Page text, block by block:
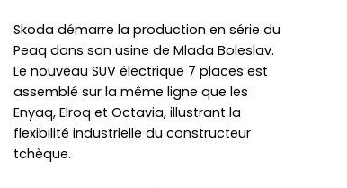
Skoda démarre la production en série du
Peaq dans son usine de Mlada Boleslav.
Le nouveau SUV électrique 7 places est
assemblé sur la même ligne que les
Enyaq, Elroq et Octavia, illustrant la
flexibilité industrielle du constructeur
tchèque.